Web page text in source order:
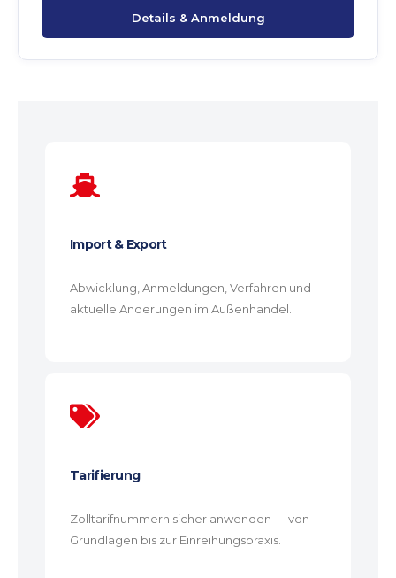
Details & Anmeldung
Import & Export
Abwicklung, Anmeldungen, Verfahren und
aktuelle Änderungen im Außenhandel.
Tarifierung
Zolltarifnummern sicher anwenden — von
Grundlagen bis zur Einreihungspraxis.